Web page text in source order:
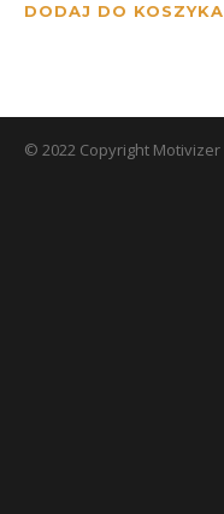
DODAJ DO KOSZYKA
© 2022 Copyright Motivizer